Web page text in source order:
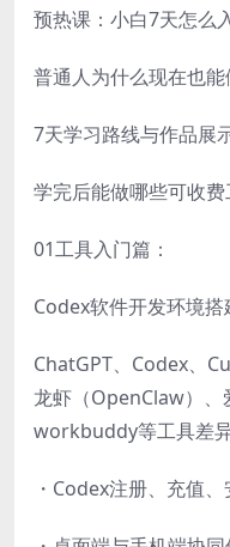
预热课：小白7天怎么
普通人为什么现在也
7天学习路线与作品展
学完后能做哪些可收
01工具入门篇：
Codex软件开发环境
ChatGPT、Codex、
龙虾（OpenClaw）、
workbuddy等工具差
・Codex注册、充值